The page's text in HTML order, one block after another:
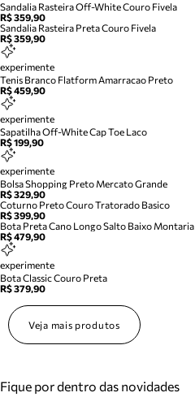
Sandalia Rasteira Off-White Couro Fivela
R$ 359,90
Sandalia Rasteira Preta Couro Fivela
R$ 359,90
experimente
Tenis Branco Flatform Amarracao Preto
R$ 459,90
experimente
Sapatilha Off-White Cap Toe Laco
R$ 199,90
experimente
Bolsa Shopping Preto Mercato Grande
R$ 329,90
Coturno Preto Couro Tratorado Basico
R$ 399,90
Bota Preta Cano Longo Salto Baixo Montaria
R$ 479,90
experimente
Bota Classic Couro Preta
R$ 379,90
Veja mais produtos
Fique por dentro das novidades